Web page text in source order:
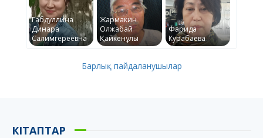
Габдуллина
Динара
Салимгереевна
Жармакин
Олжабай
Қайкенұлы
Фарида
Курабаева
Барлық пайдаланушылар
КІТАПТАР